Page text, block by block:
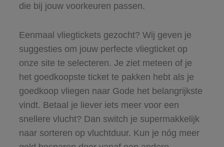
die bij jouw voorkeuren passen.
Eenmaal vliegtickets gezocht? Wij geven je
suggesties om jouw perfecte vliegticket op
onze site te selecteren. Je ziet meteen of je
het goedkoopste ticket te pakken hebt als je
goedkoop vliegen naar Gode het belangrijkste
vindt. Betaal je liever iets meer voor een
snellere vlucht? Dan switch je supermakkelijk
naar sorteren op vluchtduur. Kun je nóg meer